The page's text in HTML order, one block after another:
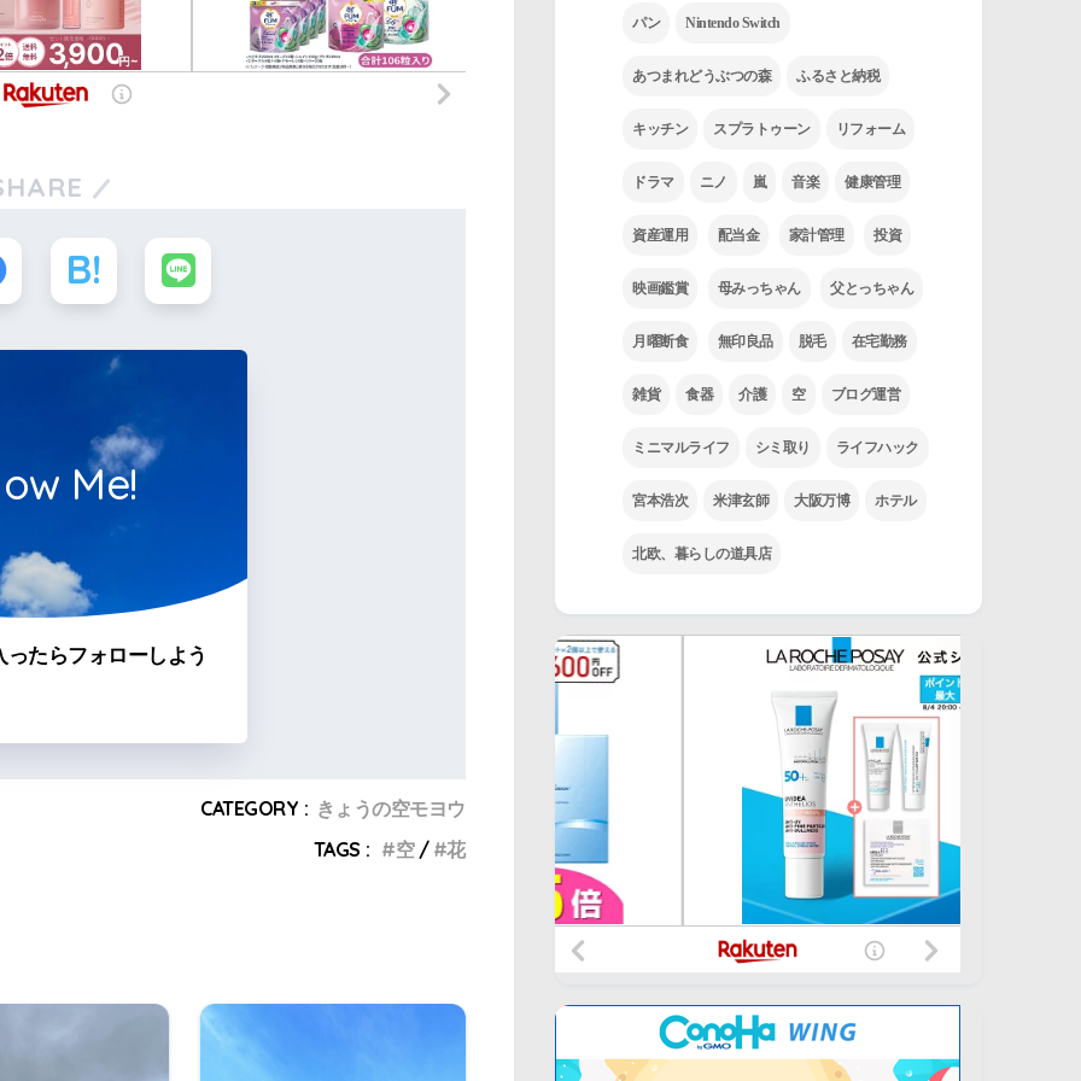
Me!
たらフォローしよう
CATEGORY : きょうの空モヨウ
TAGS :
空 花
パン Nintendo Switch
あつまれどうぶつの森 ふるさと納税
キッチン スプラトゥーン リフォーム
ドラマ ニノ 嵐 音楽 健康管理
資産運用 配当金 家計管理 投資
映画鑑賞 母みっちゃん 父とっちゃん
月曜断食 無印良品 脱毛 在宅勤務
雑貨 食器 介護 空 ブログ運営
ミニマルライフ シミ取り ライフハック
宮本浩次 米津玄師 大阪万博 ホテル
北欧、暮らしの道具店